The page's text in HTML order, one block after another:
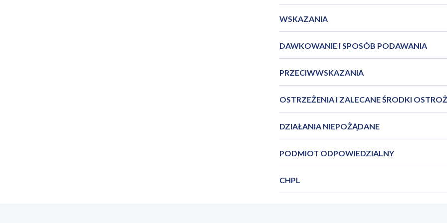
WSKAZANIA
DAWKOWANIE I SPOSÓB PODAWANIA
PRZECIWWSKAZANIA
OSTRZEŻENIA I ZALECANE ŚRODKI
DZIAŁANIA NIEPOŻĄDANE
PODMIOT ODPOWIEDZIALNY
CHPL